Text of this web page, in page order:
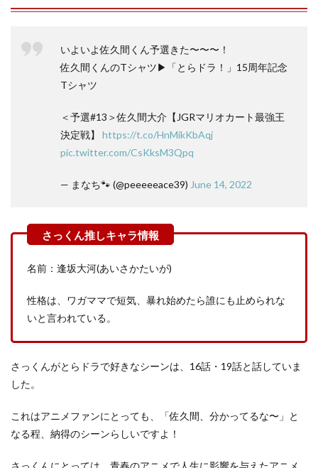
いよいよ佐久間くん予選きた〜〜〜！
佐久間くんのTシャツ▶︎「とらドラ！」15周年記念
Tシャツ
＜予選#13＞佐久間大介【JGRマリオカート最強王
決定戦】 https://t.co/HnMikKbAqj
pic.twitter.com/CsKksM3Qpq
— まなち🐾 (@peeeeeace39) June 14, 2022
名前：逢坂大河(あいさかたいが)
性格は、ワガママで短気、暴れ始めたら誰にも止められな
いと言われている。
さっくんがとらドラで好きなシーンは、16話・19話と話していま
した。
これはアニメファンにとっても、「佐久間、分かってるな〜」と
なる程、納得のシーンらしいですよ！
さっくんにとっては、青春のアニメで人生に影響を与えたアニメ